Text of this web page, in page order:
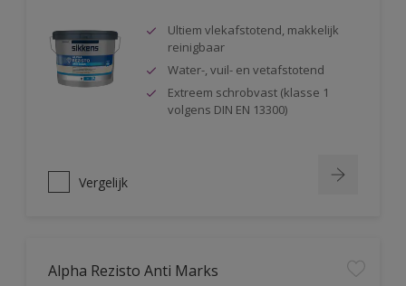
Ultiem vlekafstotend, makkelijk
reinigbaar
Water-, vuil- en vetafstotend
Extreem schrobvast (klasse 1
volgens DIN EN 13300)
Vergelijk
Alpha Rezisto Anti Marks